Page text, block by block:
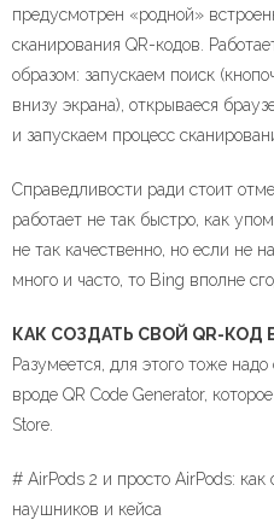
предусмотрен «родной»
сканирования QR-кодов.
образом: запускаем поиск
внизу экрана), открываеся
и запускаем процесс
Справедливости ради стоит
работает не так быстро, как
не так качественно, но если не
много и часто, то Bing вполне
КАК СОЗДАТЬ СВОЙ QR-КОД В
Разумеется, для этого тоже
вроде QR Code Generator,
Store.
# AirPods 2 и просто AirPods:
наушников и кейса